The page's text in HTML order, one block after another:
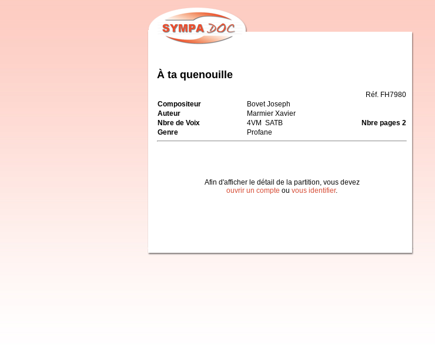
À ta quenouille
Réf. FH7980
Compositeur
Bovet Joseph
Auteur
Marmier Xavier
Nbre de Voix
4VM SATB
Nbre pages 2
Genre
Profane
Afin d'afficher le détail de la partition, vous devez
ouvrir un compte ou vous identifier.